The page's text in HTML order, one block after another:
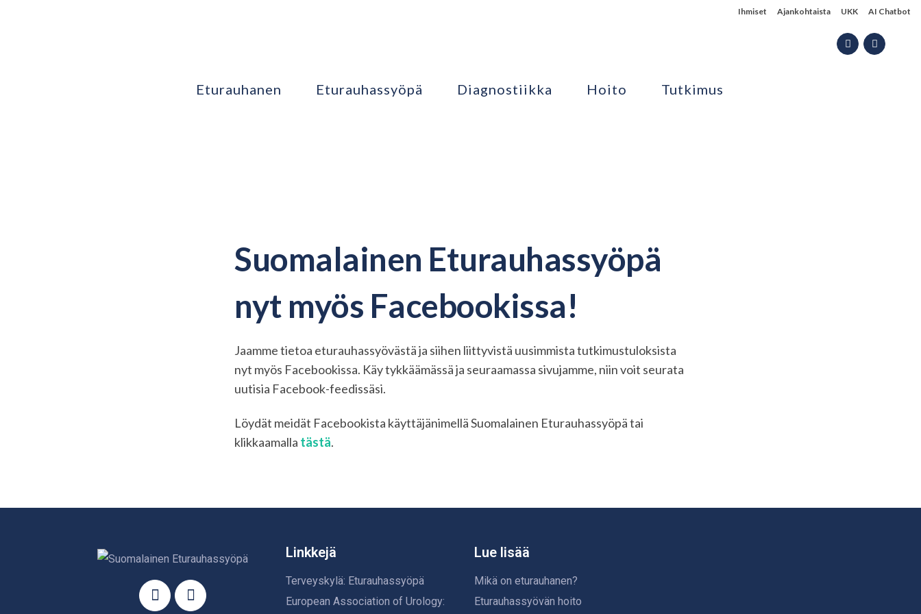
Ihmiset Ajankohtaista UKK AI Chatbot
Eturauhanen Eturauhassyöpä Diagnostiikka Hoito Tutkimus
Suomalainen Eturauhassyöpä
nyt myös Facebookissa!
Jaamme tietoa eturauhassyövästä ja siihen liittyvistä uusimmista tutkimustuloksista
nyt myös Facebookissa. Käy tykkäämässä ja seuraamassa sivujamme, niin voit seurata
uutisia Facebook-feedissäsi.
Löydät meidät Facebookista käyttäjänimellä Suomalainen Eturauhassyöpä tai
klikkaamalla tästä.
Linkkejä
Terveyskylä: Eturauhassyöpä
European Association of Urology:
Lue lisää
Mikä on eturauhanen?
Eturauhassyövän hoito